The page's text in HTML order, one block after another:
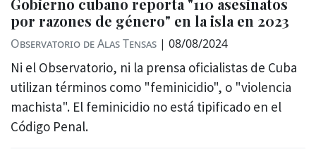
Gobierno cubano reporta "110 asesinatos
por razones de género" en la isla en 2023
Observatorio de Alas Tensas | 08/08/2024
Ni el Observatorio, ni la prensa oficialistas de Cuba
utilizan términos como "feminicidio", o "violencia
machista". El feminicidio no está tipificado en el
Código Penal.